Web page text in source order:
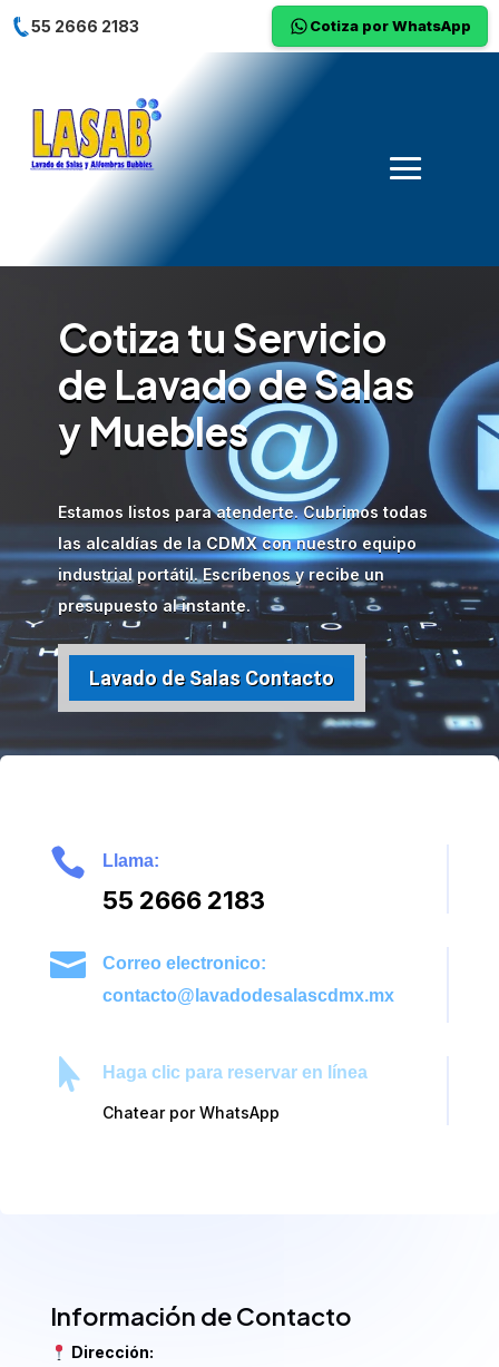
55 2666 2183 Cotiza por WhatsApp
Cotiza tu Servicio
de Lavado de Salas
y Muebles
Estamos listos para atenderte. Cubrimos todas
las alcaldías de la CDMX con nuestro equipo
industrial portátil. Escríbenos y recibe un
presupuesto al instante.
Lavado de Salas Contacto
 Llama:
55 2666 2183

Correo electronico:
contacto@lavadodesalascdmx.mx
 Haga clic para reservar en línea
Chatear por WhatsApp
Información de Contacto
Dirección: